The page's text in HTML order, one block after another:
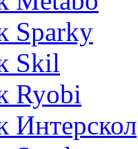
Sparky
Skil
Ryobi
Интерскол